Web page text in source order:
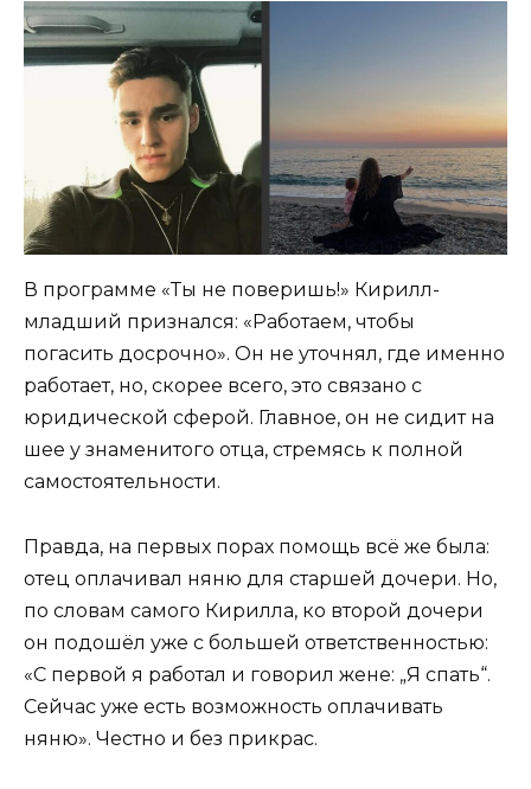
В программе «Ты не поверишь!» Кирилл-
младший признался: «Работаем, чтобы
погасить досрочно». Он не уточнял, где именно
работает, но, скорее всего, это связано с
юридической сферой. Главное, он не сидит на
шее у знаменитого отца, стремясь к полной
самостоятельности.
Правда, на первых порах помощь всё же была:
отец оплачивал няню для старшей дочери. Но,
по словам самого Кирилла, ко второй дочери
он подошёл уже с большей ответственностью:
«С первой я работал и говорил жене: „Я спать“.
Сейчас уже есть возможность оплачивать
няню». Честно и без прикрас.